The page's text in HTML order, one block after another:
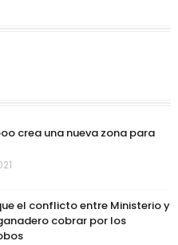
crea una nueva zona para
el conflicto entre Ministerio y
cobrar por los